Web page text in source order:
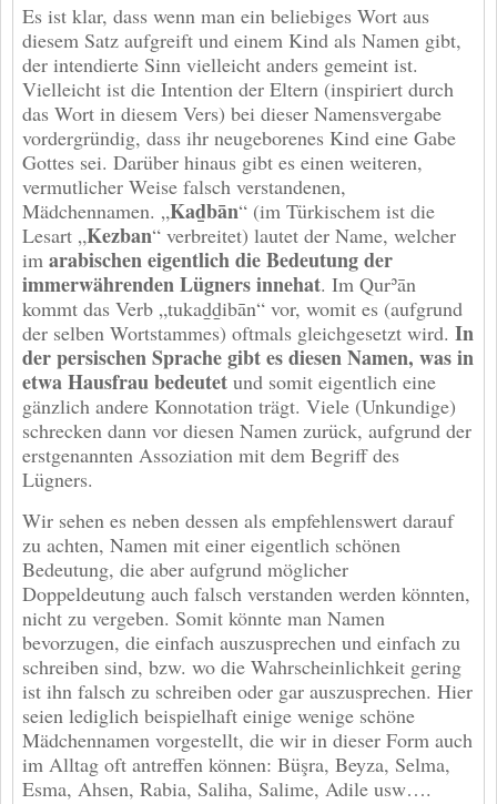
Es ist klar, dass wenn man ein beliebiges Wort aus
diesem Satz aufgreift und einem Kind als Namen gibt,
der intendierte Sinn vielleicht anders gemeint ist.
Vielleicht ist die Intention der Eltern (inspiriert durch
das Wort in diesem Vers) bei dieser Namensvergabe
vordergründig, dass ihr neugeborenes Kind eine Gabe
Gottes sei. Darüber hinaus gibt es einen weiteren,
vermutlicher Weise falsch verstandenen,
Mädchennamen. „Kaḏbān“ (im Türkischem ist die
Lesart „Kezban“ verbreitet) lautet der Name, welcher
im arabischen eigentlich die Bedeutung der
immerwährenden Lügners innehat. Im Qurʾān
kommt das Verb „tukaḏḏibān“ vor, womit es (aufgrund
der selben Wortstammes) oftmals gleichgesetzt wird. In
der persischen Sprache gibt es diesen Namen, was in
etwa Hausfrau bedeutet und somit eigentlich eine
gänzlich andere Konnotation trägt. Viele (Unkundige)
schrecken dann vor diesen Namen zurück, aufgrund der
erstgenannten Assoziation mit dem Begriff des
Lügners.
Wir sehen es neben dessen als empfehlenswert darauf
zu achten, Namen mit einer eigentlich schönen
Bedeutung, die aber aufgrund möglicher
Doppeldeutung auch falsch verstanden werden könnten,
nicht zu vergeben. Somit könnte man Namen
bevorzugen, die einfach auszusprechen und einfach zu
schreiben sind, bzw. wo die Wahrscheinlichkeit gering
ist ihn falsch zu schreiben oder gar auszusprechen. Hier
seien lediglich beispielhaft einige wenige schöne
Mädchennamen vorgestellt, die wir in dieser Form auch
im Alltag oft antreffen können: Büşra, Beyza, Selma,
Esma, Ahsen, Rabia, Saliha, Salime, Adile usw….